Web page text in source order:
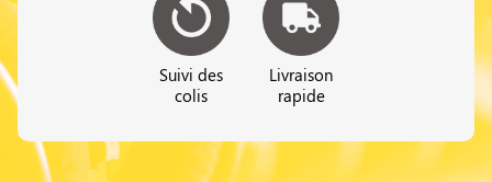
Suivi des
colis
Livraison
rapide